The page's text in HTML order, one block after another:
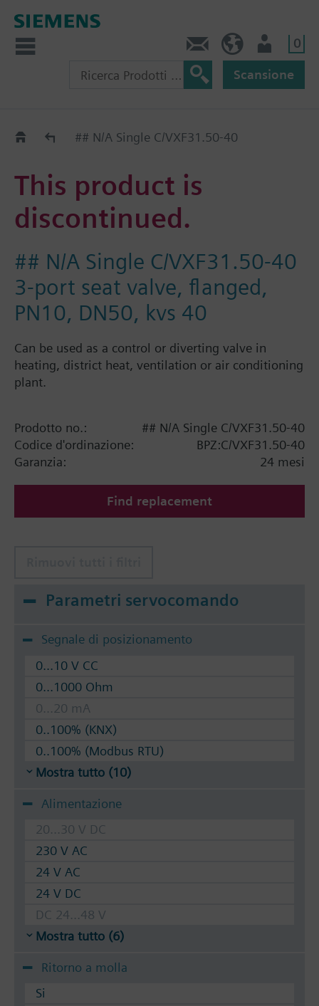
0
Scansione
Old2New## N/A Single C/VXF31.50-40
This product is
discontinued.
## N/A Single C/VXF31.50-40
3-port seat valve, flanged,
PN10, DN50, kvs 40
Can be used as a control or diverting valve in
heating, district heat, ventilation or air conditioning
plant.
Prodotto no.:
## N/A Single C/VXF31.50-40
Codice d'ordinazione:
BPZ:C/VXF31.50-40
Garanzia:
24 mesi
Find replacement
Parametri servocomando
Segnale di posizionamento
0...10 V CC
0...1000 Ohm
0...20 mA
0..100% (KNX)
0..100% (Modbus RTU)
Mostra tutto (10)
Alimentazione
20...30 V DC
230 V AC
24 V AC
24 V DC
DC 24...48 V
Mostra tutto (6)
Ritorno a molla
Si